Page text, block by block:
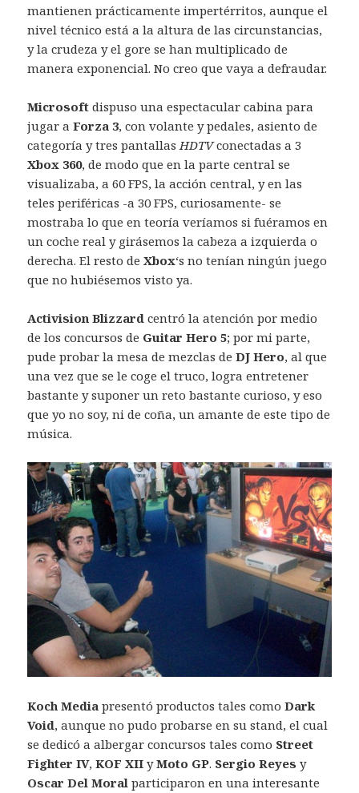
mantienen prácticamente impertérritos, aunque el
nivel técnico está a la altura de las circunstancias,
y la crudeza y el gore se han multiplicado de
manera exponencial. No creo que vaya a defraudar.
Microsoft dispuso una espectacular cabina para
jugar aForza 3, con volante y pedales, asiento de
categoría y tres pantallas HDTVconectadas a 3
Xbox 360, de modo que en la parte central se
visualizaba, a 60 FPS, la acción central, y en las
teles periféricas -a 30 FPS, curiosamente- se
mostraba lo que en teoría veríamos si fuéramos en
un coche real y girásemos la cabeza a izquierda o
derecha. El resto deXbox‘s no tenían ningún juego
que no hubiésemos visto ya.
Activision Blizzard centró la atención por medio
de los concursos de Guitar Hero 5; por mi parte,
pude probar la mesa de mezclas deDJ Hero, al que
una vez que se le coge el truco, logra entretener
bastante y suponer un reto bastante curioso, y eso
que yo no soy, ni de coña, un amante de este tipo de
música.
Koch Media presentó productos tales comoDark
Void, aunque no pudo probarse en su stand, el cual
se dedicó a albergar concursos tales como Street
Fighter IV,KOF XII yMoto GP. Sergio Reyes y
Oscar Del Moral participaron en una interesante